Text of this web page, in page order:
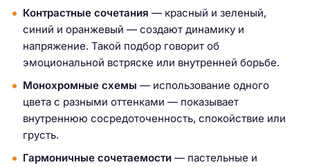
Контрастные сочетания — красный и зеленый,
синий и оранжевый — создают динамику и
напряжение. Такой подбор говорит об
эмоциональной встряске или внутренней борьбе.
Монохромные схемы — использование одного
цвета с разными оттенками — показывает
внутреннюю сосредоточенность, спокойствие или
грусть.
Гармоничные сочетаемости — пастельные и